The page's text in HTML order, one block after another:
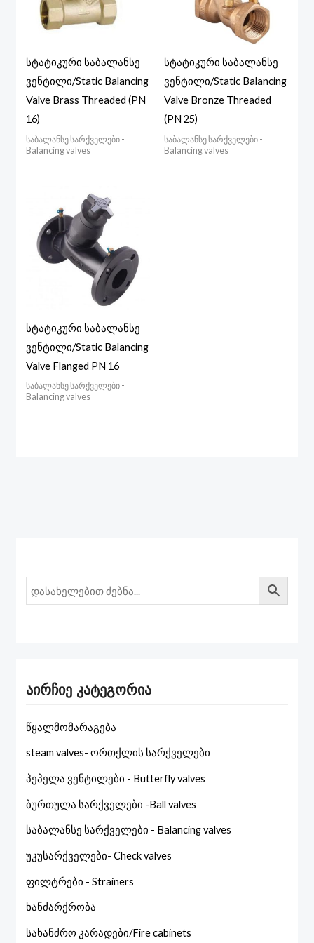
აირჩიე კატეგორია
წყალმომარაგება
steam valves- ორთქლის სარქველები
პეპელა ვენტილები - Butterfly valves
ბურთულა სარქველები -Ball valves
საბალანსე სარქველები - Balancing valves
უკუსარქველები- Check valves
ფილტრები - Strainers
ხანძარქრობა
სახანძრო კარადები/Fire cabinets
სტატიკური საბალანსე
ვენტილი/Static Balancing
Valve Brass Threaded (PN
16)
საბალანსე სარქველები -
Balancing valves
სტატიკური საბალანსე
ვენტილი/Static Balancing
Valve Bronze Threaded
(PN 25)
საბალანსე სარქველები -
Balancing valves
სტატიკური საბალანსე
ვენტილი/Static Balancing
Valve Flanged PN 16
საბალანსე სარქველები -
Balancing valves